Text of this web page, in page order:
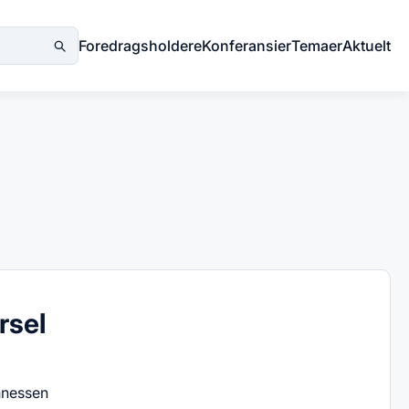
ForedragsholdereKonferansierTemaerAktuelt